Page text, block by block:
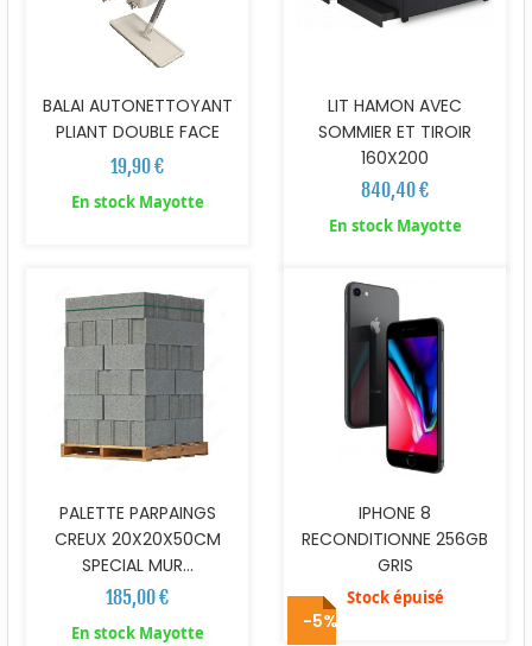
BALAI AUTONETTOYANT
PLIANT DOUBLE FACE
19,90 €
En stock Mayotte
LIT HAMON AVEC
SOMMIER ET TIROIR
160X200
840,40 €
En stock Mayotte
PALETTE PARPAINGS
CREUX 20X20X50CM
SPECIAL MUR...
185,00 €
En stock Mayotte
IPHONE 8
RECONDITIONNE 256GB
GRIS
Stock épuisé
-5%